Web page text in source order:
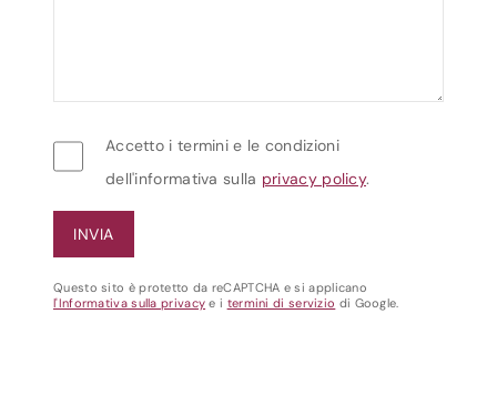
Accetto i termini e le condizioni
dell'informativa sulla privacy policy.
Questo sito è protetto da reCAPTCHA e si applicano
l'Informativa sulla privacy e i termini di servizio di Google.